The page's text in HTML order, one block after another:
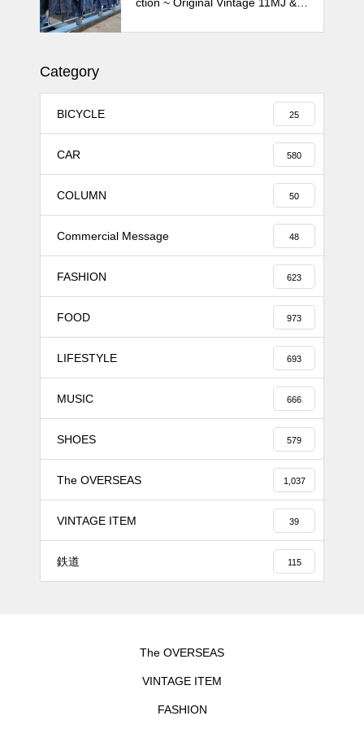
Category
BICYCLE 25
CAR 580
COLUMN 50
Commercial Message 48
FASHION 623
FOOD 973
LIFESTYLE 693
MUSIC 666
SHOES 579
The OVERSEAS 1,037
VINTAGE ITEM 39
鉄道 115
The OVERSEAS
VINTAGE ITEM
FASHION